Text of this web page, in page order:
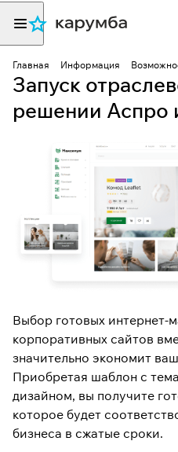
Главная Информация
Запуск
решении Аспро
Выбор готовых интернет-
корпоративных сайтов
значительно экономит
Приобретая шаблон с
дизайном, вы получите
которое будет
бизнеса в сжатые сроки.